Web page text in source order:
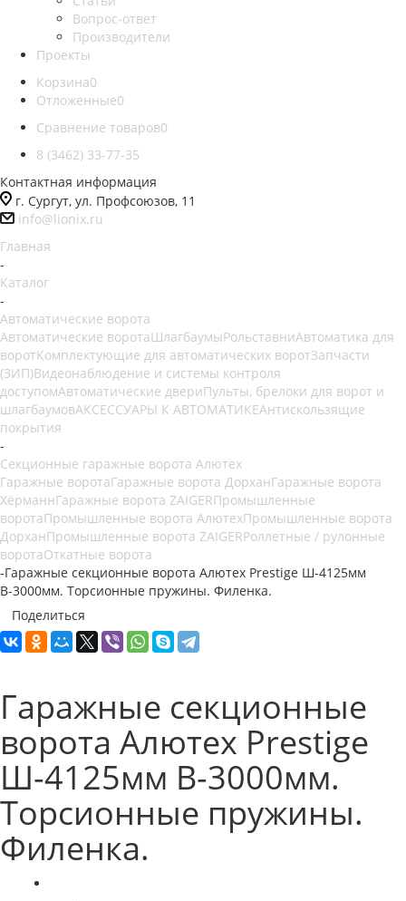
Вопрос-ответ
Производители
Проекты
Корзина0
Отложенные0
Сравнение товаров0
8 (3462) 33-77-35
Контактная информация
г. Сургут, ул. Профсоюзов, 11
info@lionix.ru
Главная
-
Каталог
-
Автоматические ворота
Автоматические воротаШлагбаумыРольставниАвтоматика для
воротКомплектующие для автоматических воротЗапчасти
(ЗИП)Видеонаблюдение и системы контроля
доступомАвтоматические двериПульты, брелоки для ворот и
шлагбаумовАКСЕССУАРЫ К АВТОМАТИКЕАнтискользящие
покрытия
-
Секционные гаражные ворота Алютех
Гаражные воротаГаражные ворота ДорханГаражные ворота
ХёрманнГаражные ворота ZAIGERПромышленные
воротаПромышленные ворота АлютехПромышленные ворота
ДорханПромышленные ворота ZAIGERРоллетные / рулонные
воротаОткатные ворота
-Гаражные секционные ворота Алютех Prestige Ш-4125мм
В-3000мм. Торсионные пружины. Филенка.
Поделиться
Гаражные секционные
ворота Алютех Prestige
Ш-4125мм В-3000мм.
Торсионные пружины.
Филенка.